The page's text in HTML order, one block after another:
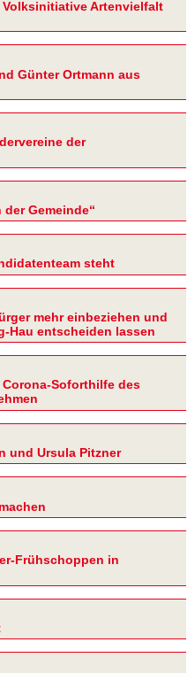
Artenvielfalt
Günter Ortmann aus
der
Gemeinde“
steht
mehr einbeziehen und
Hau entscheiden lassen
Soforthilfe des
und Ursula Pitzner
Frühschoppen in